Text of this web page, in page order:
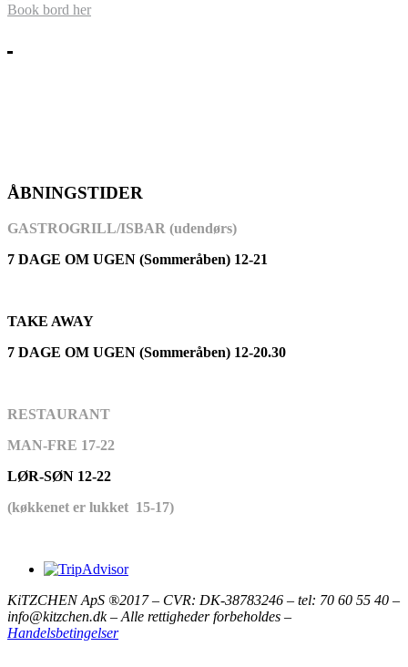
Book bord her
ÅBNINGSTIDER
GASTROGRILL/ISBAR (udendørs)
7 DAGE OM UGEN (Sommeråben) 12-21
TAKE AWAY
7 DAGE OM UGEN (Sommeråben) 12-20.30
RESTAURANT
MAN-FRE 17-22
LØR-SØN 12-22
(køkkenet er lukket 15-17)
KiTZCHEN ApS ®2017 – CVR: DK-38783246 – tel: 70 60 55 40 –
info@kitzchen.dk – Alle rettigheder forbeholdes –
Handelsbetingelser